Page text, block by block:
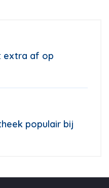
extra af op
populair bij